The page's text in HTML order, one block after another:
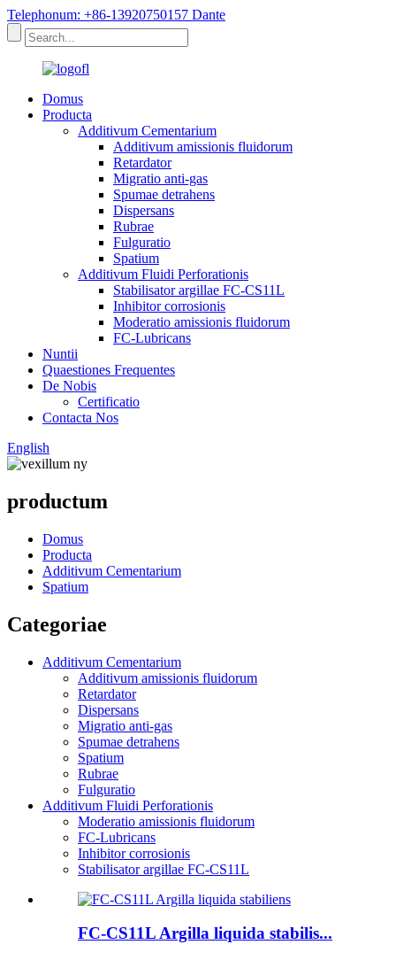
Telephonum: +86-13920750157 Dante
Domus
Producta
Additivum Cementarium
Additivum amissionis fluidorum
Retardator
Migratio anti-gas
Spumae detrahens
Dispersans
Rubrae
Fulguratio
Spatium
Additivum Fluidi Perforationis
Stabilisator argillae FC-CS11L
Inhibitor corrosionis
Moderatio amissionis fluidorum
FC-Lubricans
Nuntii
Quaestiones Frequentes
De Nobis
Certificatio
Contacta Nos
English
productum
Domus
Producta
Additivum Cementarium
Spatium
Categoriae
Additivum Cementarium
Additivum amissionis fluidorum
Retardator
Dispersans
Migratio anti-gas
Spumae detrahens
Spatium
Rubrae
Fulguratio
Additivum Fluidi Perforationis
Moderatio amissionis fluidorum
FC-Lubricans
Inhibitor corrosionis
Stabilisator argillae FC-CS11L
FC-CS11L Argilla liquida stabilis...